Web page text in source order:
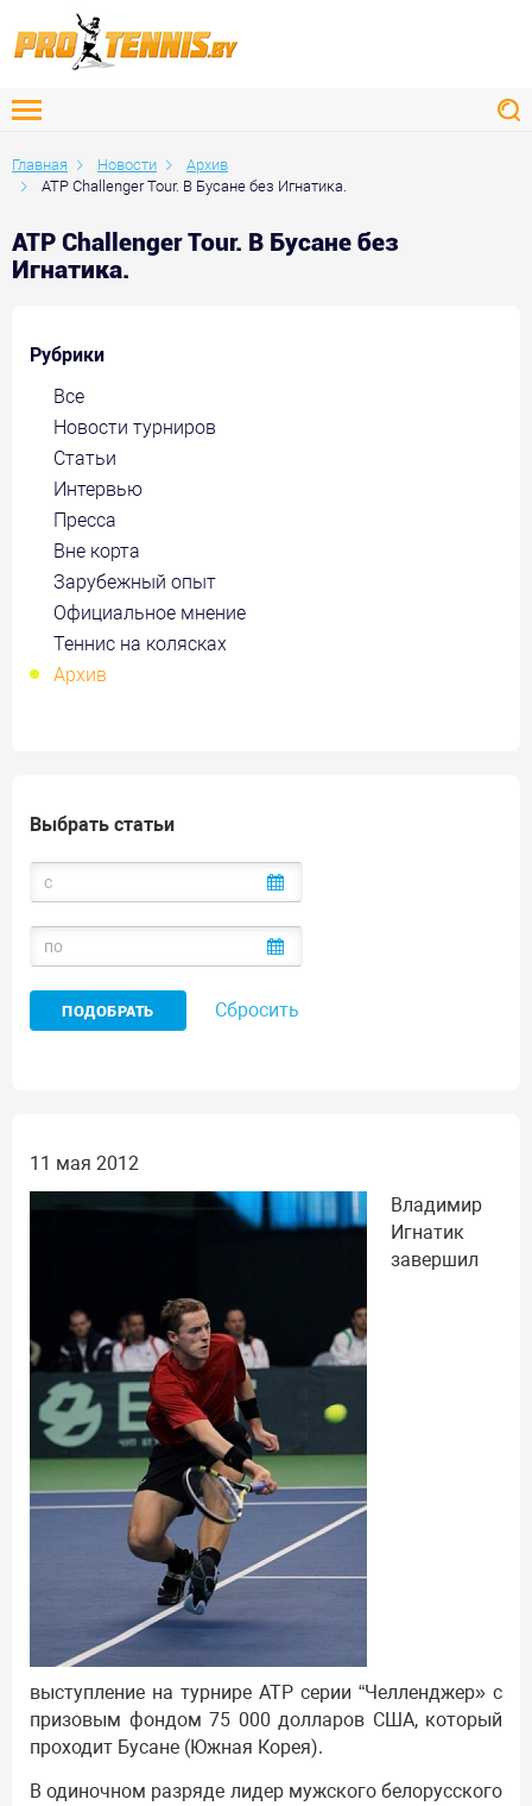
Главная Новости
Архив
АТР Challenger Tour. В Бусане без Игнатика.
АТР Challenger Tour. В Бусане без
Игнатика.
Рубрики
Все
Новости турниров
Статьи
Интервью
Пресса
Вне корта
Зарубежный опыт
Официальное мнение
Теннис на колясках
Архив
Выбрать статьи
Сбросить
11 мая 2012
Владимир
Игнатик
завершил
выступление на турнире АТР серии “Челленджер» с
призовым фондом 75 000 долларов США, который
проходит Бусане (Южная Корея).
В одиночном разряде лидер мужского белорусского